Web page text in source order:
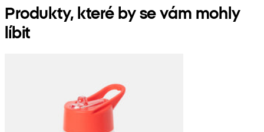
Produkty, které by se vám mohly
líbit